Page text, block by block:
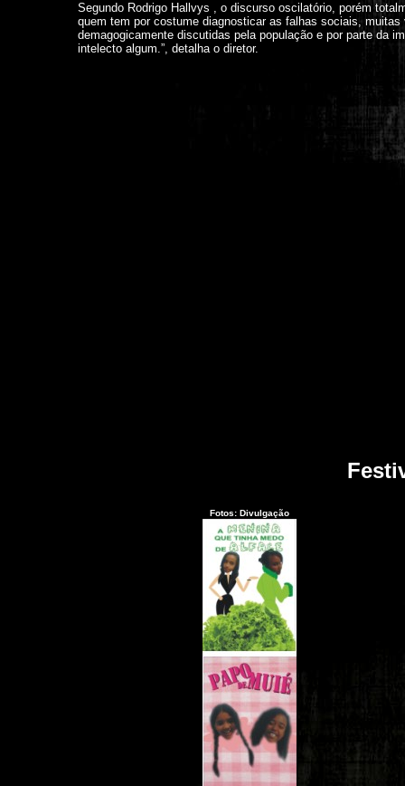
Segundo Rodrigo Hallvys , o discurso oscilatório, porém
quem tem por costume diagnosticar as falhas sociais,
demagogicamente discutidas pela população e por parte da
intelecto algum.”, detalha o diretor.
Fotos: Divulgação